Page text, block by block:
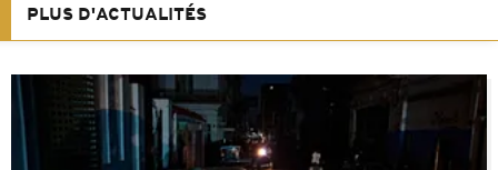
PLUS D'ACTUALITÉS